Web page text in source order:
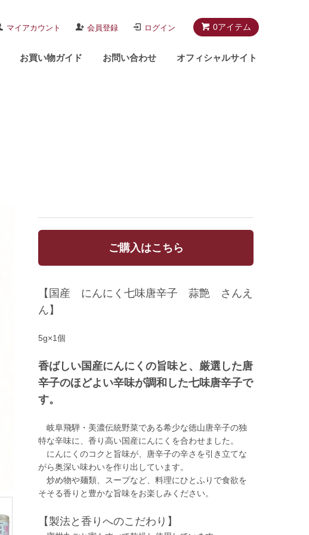
0アイテム
マイアカウント 会員登録 ログイン
お買い物ガイド お問い合わせ オフィシャルサイト
ご購入はこちら
【国産 にんにく七味唐辛子 蒜艶 さんえ
ん】
5g×1個
香ばしい国産にんにくの旨味と、厳選した唐
辛子のほどよい辛味が調和した七味唐辛子で
す。
岐阜飛騨・美濃伝統野菜である希少な徳山唐辛子の独
特な辛味に、香り高い国産にんにくを合わせました。
にんにくのコクと旨味が、唐辛子の辛さを引き立てな
がら奥深い味わいを作り出しています。
炒め物や麺類、スープなど、料理にひとふりで食欲を
そそる香りと豊かな旨味をお楽しみください。
【製法と香りへのこだわり】